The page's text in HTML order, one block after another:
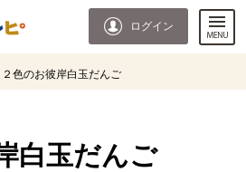
ログイン
２色のお彼岸白玉だんご
白玉だんご